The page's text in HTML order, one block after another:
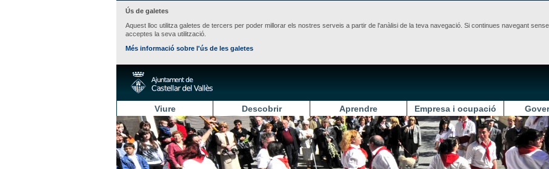
Ús de galetes
Aquest lloc utilitza galetes de tercers per poder millorar els nostres serveis a partir de l'anàlisi de la teva navegació. Si continues navegant
acceptes la seva utilització.
Més informació sobre l'ús de les galetes
Viure Descobrir Aprendre Empresa i ocupació